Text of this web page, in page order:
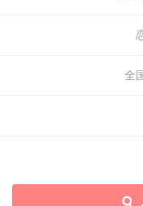
全